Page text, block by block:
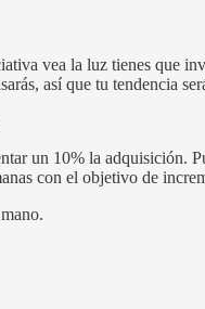
vea la luz tienes que
así que tu tendencia
un 10% la adquisición.
con el objetivo de